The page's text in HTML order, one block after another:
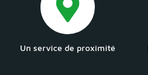
Un service de proximité